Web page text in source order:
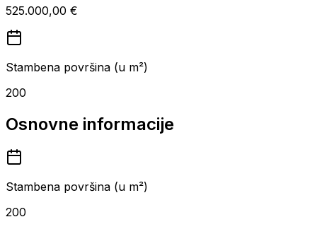
525.000,00 €
Stambena površina (u m²)
200
Osnovne informacije
Stambena površina (u m²)
200